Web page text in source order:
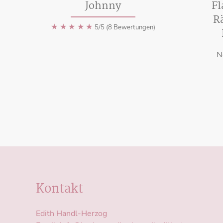
Johnny
★ ★ ★ ★ ★ 5/5 (8 Bewertungen)
Kontakt
Edith Handl-Herzog